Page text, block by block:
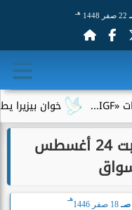
22 صفر 1448 هـ
خوان بيزيرا يطلب
أسعار اللحوم اليوم السبت 24 أغسطس
18 صفر 1446
هـ